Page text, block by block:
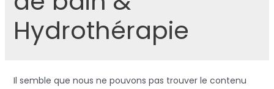
Hydrothérapie
Il semble que nous ne pouvons pas trouver le contenu